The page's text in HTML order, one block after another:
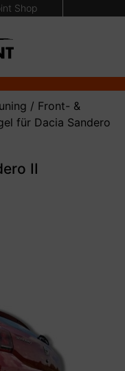
Shop
/ Front- &
für Dacia Sandero
II